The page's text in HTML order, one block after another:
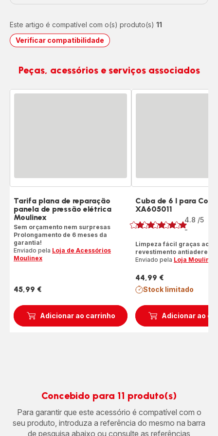
Este artigo é compatível com o(s) produto(s) 11
Verificar compatibilidade
Peças, acessórios e serviços associados
Adicionar ao carrinho
Tarifa plana de reparação
panela de pressão elétrica
Moulinex
Sem orçamento nem surpresas
Prolongamento de 6 meses da
garantia!
Enviado pela Loja de Acessórios
Moulinex
Preço
45,99 €
Adicionar ao
Cuba de 6 l para
XA605011
Classificação
4.8 /5
-
Limpeza fácil graças ao
revestimento
Enviado pela Loja Moulinex
Preço
44,99 €
Stock limitado
Concebido para 11 produto(s)
Para garantir que este acessório é compatível com o
seu produto, introduza a referência do mesmo na barra
de pesquisa abaixo ou consulte as referências